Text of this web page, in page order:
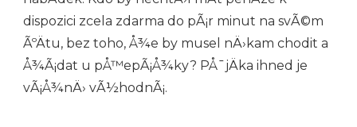
dispozici zcela zdarma do pÃ¡r minut na svÃ©m
ÃºÄtu, bez toho, Å¾e by musel nÄ›kam chodit a
Å¾Ã¡dat u pÅ™epÃ¡Å¾ky? PÅ¯jÄka ihned je
vÃ¡Å¾nÄ› vÃ½hodnÃ¡.